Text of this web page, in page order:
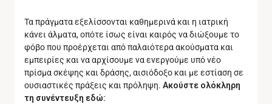
Τα πράγματα εξελίσσονται καθημερινά και η ιατρική
κάνει άλματα, οπότε ίσως είναι καιρός να διώξουμε το
φόβο που προέρχεται από παλαιότερα ακούσματα και
εμπειρίες και να αρχίσουμε να ενεργούμε υπό νέο
πρίσμα σκέψης και δράσης, αισιόδοξο και με εστίαση σε
ουσιαστικές πράξεις και πρόληψη. Ακούστε ολόκληρη
τη συνέντευξη εδώ: